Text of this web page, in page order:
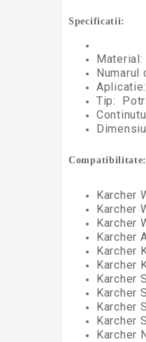
Specificatii:
Material:
Numarul
Tip:
Compatibilitate:
Karcher
Karcher
Karcher
Karcher
Karcher
Karcher
Karcher
Karcher
Karcher
Karcher
Karcher